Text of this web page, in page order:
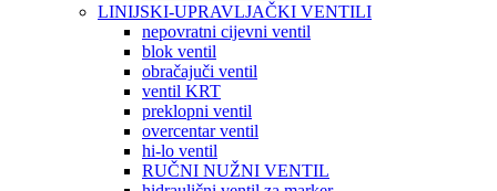
LINIJSKI-UPRAVLJAČKI VENTILI
nepovratni cijevni ventil
blok ventil
obračajuči ventil
ventil KRT
preklopni ventil
overcentar ventil
hi-lo ventil
RUČNI NUŽNI VENTIL